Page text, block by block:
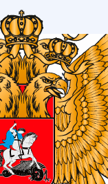
/ 12
во всех